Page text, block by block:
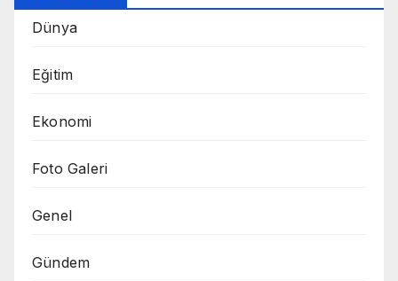
Dünya
Eğitim
Ekonomi
Foto Galeri
Genel
Gündem